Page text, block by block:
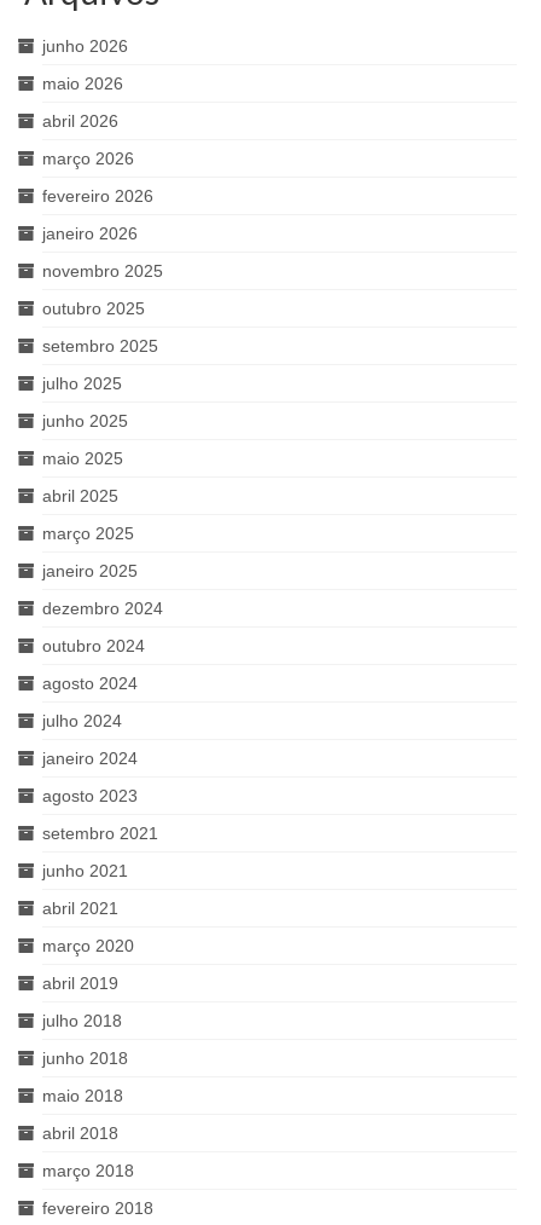
junho 2026
maio 2026
abril 2026
março 2026
fevereiro 2026
janeiro 2026
novembro 2025
outubro 2025
setembro 2025
julho 2025
junho 2025
maio 2025
abril 2025
março 2025
janeiro 2025
dezembro 2024
outubro 2024
agosto 2024
julho 2024
janeiro 2024
agosto 2023
setembro 2021
junho 2021
abril 2021
março 2020
abril 2019
julho 2018
junho 2018
maio 2018
abril 2018
março 2018
fevereiro 2018